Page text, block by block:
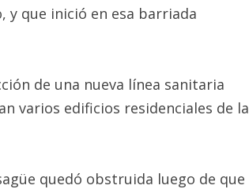
y que inició en esa barriada
de una nueva línea sanitaria
varios edificios residenciales de la
quedó obstruida luego de que